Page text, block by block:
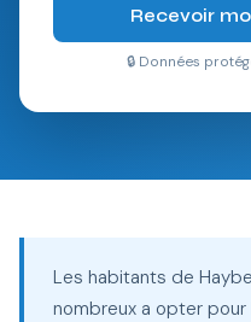
Recevoir
🔒 Données
Les habitants de
nombreux a opter pour